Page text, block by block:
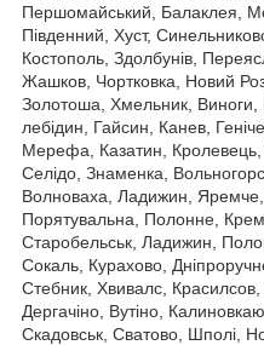
Першомайський, Балаклея,
Південний, Хуст,
Костополь, Здолбунів,
Жашков, Чортковка, Новий
Золотоша, Хмельник,
лебідин, Гайсин, Канев,
Мерефа, Казатин,
Селідо, Знаменка,
Волноваха, Ладижин, Яремче,
Порятувальна, Полонне,
Старобельськ, Ладижин,
Сокаль, Курахово,
Стебник, Хвивалс, Красилсов,
Дергачіно, Вутіно,
Скадовськ, Сватово, Шполі,